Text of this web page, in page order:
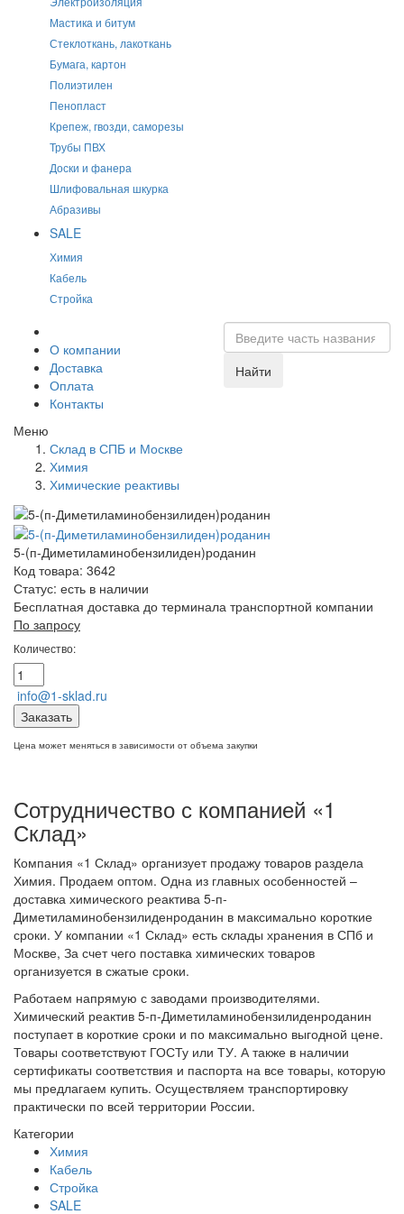
Мастика и битум
Стеклоткань, лакоткань
Бумага, картон
Полиэтилен
Пенопласт
Крепеж, гвозди, саморезы
Трубы ПВХ
Доски и фанера
Шлифовальная шкурка
Абразивы
SALE
Химия
Кабель
Стройка
О компании
Доставка
Оплата
Контакты
Найти
Меню
Склад в СПБ и Москве
Химия
Химические реактивы
5-(п-Диметиламинобензилиден)роданин
Код товара: 3642
Статус: есть в наличии
Бесплатная доставка до терминала транспортной компании
По запросу
Количество:
info@1-sklad.ru
Заказать
Цена может меняться в зависимости от объема закупки
Сотрудничество с компанией «1
Склад»
Компания «1 Склад» организует продажу товаров раздела
Химия. Продаем оптом. Одна из главных особенностей –
доставка химического реактива 5-п-
Диметиламинобензилиденроданин в максимально короткие
сроки. У компании «1 Склад» есть склады хранения в СПб и
Москве, За счет чего поставка химических товаров
организуется в сжатые сроки.
Работаем напрямую с заводами производителями.
Химический реактив 5-п-Диметиламинобензилиденроданин
поступает в короткие сроки и по максимально выгодной цене.
Товары соответствуют ГОСТу или ТУ. А также в наличии
сертификаты соответствия и паспорта на все товары, которую
мы предлагаем купить. Осуществляем транспортировку
практически по всей территории России.
Категории
Химия
Кабель
Стройка
SALE